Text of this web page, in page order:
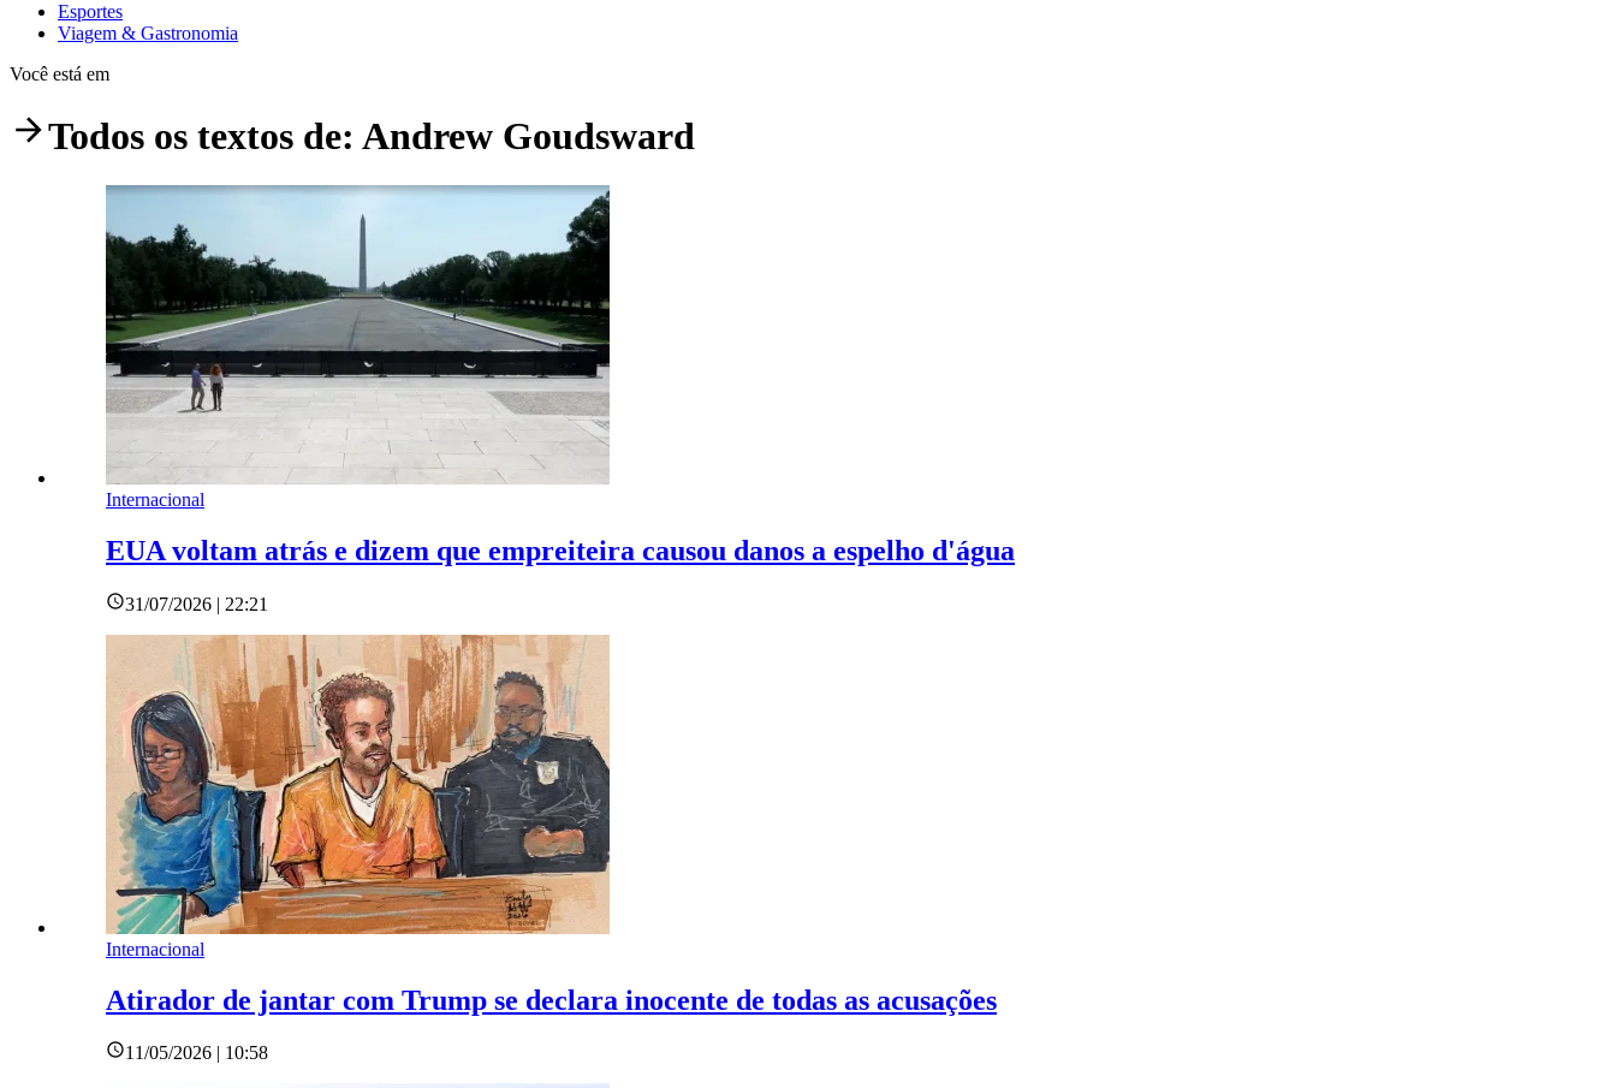
Esportes
Viagem & Gastronomia
Você está em
Todos os textos de: Andrew Goudsward
Internacional
EUA voltam atrás e dizem que empreiteira causou danos a espelho d'água
31/07/2026 | 22:21
Internacional
Atirador de jantar com Trump se declara inocente de todas as acusações
11/05/2026 | 10:58